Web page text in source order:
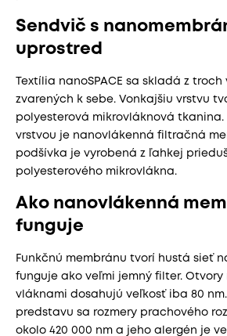
Sendvič s
uprostred
Textília nanoSPACE sa skladá z
zvarených k sebe. Vonkajšiu vrstvu
polyesterová mikrovláknová tkanina.
vrstvou je nanovlákenná filtračná
podšívka je vyrobená z ľahkej
polyesterového mikrovlákna.
Ako nanovlákenná
funguje
Funkčnú membránu tvorí hustá sieť
funguje ako veľmi jemný filter.
vláknami dosahujú veľkosť iba 80
predstavu sa rozmery prachového
okolo 420 000 nm a jeho alergén je